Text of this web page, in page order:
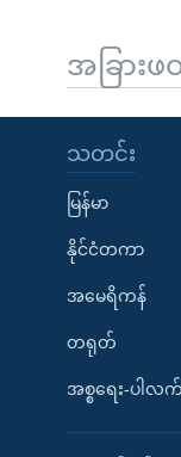
အခြားဖ
သတင်း
မြန်မာ
နိုင်ငံတကာ
အမေရိကန်
တရုတ်
အစ္စရေး-ပါလ